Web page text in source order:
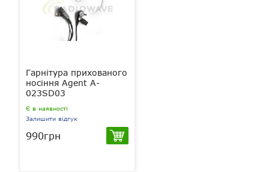
Гарнітура прихованого
носіння Agent A-
023SD03
Є в наявності
Залишити відгук
990грн